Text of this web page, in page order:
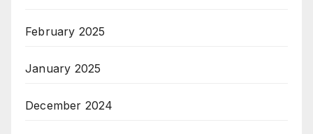
February 2025
January 2025
December 2024